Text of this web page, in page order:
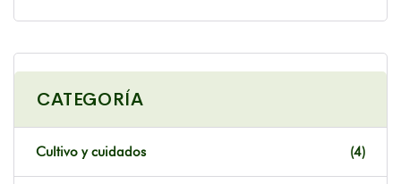
CATEGORÍA
Cultivo y cuidados (4)